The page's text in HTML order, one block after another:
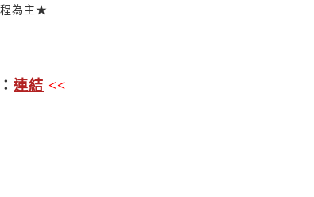
為主★
連結 <<